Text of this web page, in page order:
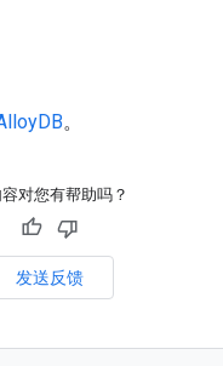
。
对您有帮助吗？
发送反馈